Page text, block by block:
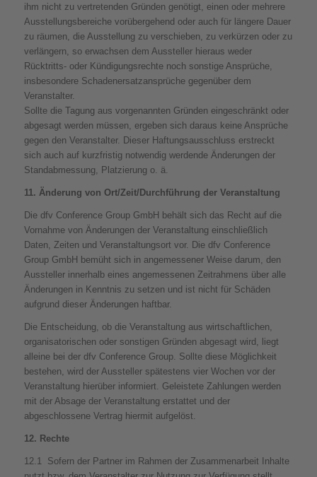
ihm nicht zu vertretenden Gründen genötigt, einen oder mehrere
Ausstellungsbereiche vorübergehend oder auch für längere Dauer
zu räumen, die Ausstellung zu verschieben, zu verkürzen oder zu
verlängern, so erwachsen dem Aussteller hieraus weder
Rücktritts- oder Kündigungsrechte noch sonstige Ansprüche,
insbesondere Schadenersatzansprüche gegenüber dem
Veranstalter.
Sollte die Tagung aus vorgenannten Gründen eingeschränkt oder
abgesagt werden müssen, ergeben sich daraus keine Ansprüche
gegen den Veranstalter. Dieser Haftungsausschluss erstreckt
sich auch auf kurzfristig notwendig werdende Änderungen der
Standabmessung, Platzierung o. ä.
11. Änderung von Ort/Zeit/Durchführung der Veranstaltung
Die dfv Conference Group GmbH behält sich das Recht auf die
Vornahme von Änderungen der Veranstaltung einschließlich
Daten, Zeiten und Veranstaltungsort vor. Die dfv Conference
Group GmbH bemüht sich in angemessener Weise darum, den
Aussteller innerhalb eines angemessenen Zeitrahmens über alle
Änderungen in Kenntnis zu setzen und ist nicht für Schäden
aufgrund dieser Änderungen haftbar.
Die Entscheidung, ob die Veranstaltung aus wirtschaftlichen,
organisatorischen oder sonstigen Gründen abgesagt wird, liegt
alleine bei der dfv Conference Group. Sollte diese Möglichkeit
bestehen, wird der Aussteller spätestens vier Wochen vor der
Veranstaltung hierüber informiert. Geleistete Zahlungen werden
mit der Absage der Veranstaltung erstattet und der
abgeschlossene Vertrag hiermit aufgelöst.
12. Rechte
12.1 Sofern der Partner im Rahmen der Zusammenarbeit Inhalte